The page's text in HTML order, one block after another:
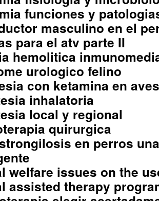
funciones y
masculino en el
para el atv parte II
hemolitica
urologico felino
con ketamina en
inhalatoria
local y regional
quirurgica
en perros
welfare issues on the
assisted therapy